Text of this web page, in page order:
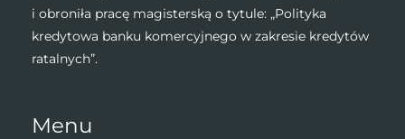
i obroniła pracę magisterską o tytule: „Polityka
kredytowa banku komercyjnego w zakresie kredytów
ratalnych”.
Menu